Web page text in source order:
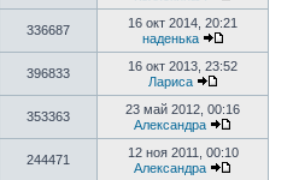
336687
16 окт 2014, 20:21
наденька
396833
16 окт 2013, 23:52
Лариса
353363
23 май 2012, 00:16
Александра
244471
12 ноя 2011, 00:10
Александра